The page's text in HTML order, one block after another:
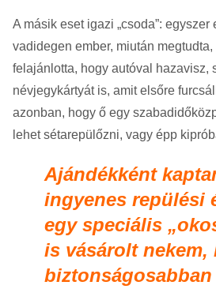
A másik eset igazi „csoda”:
vadidegen ember, miután megtudta,
felajánlotta, hogy autóval hazavisz,
névjegykártyát is, amit elsőre
azonban, hogy ő egy
lehet sétarepülőzni, vagy épp
Ajándékként
ingyenes repülési
egy speciális
is vásárolt nekem,